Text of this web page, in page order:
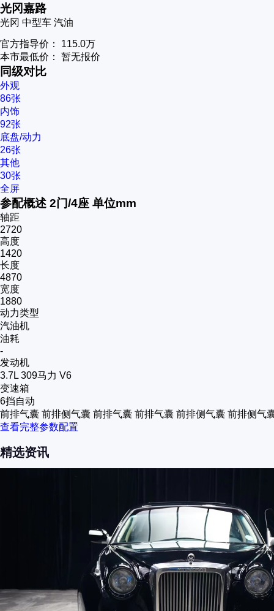
光冈嘉路
光冈 中型车 汽油
官方指导价：
115.0万
本市最低价：
暂无报价
同级对比
外观
86张
内饰
92张
底盘/动力
26张
其他
30张
全屏
参配概述 2门/4座 单位mm
轴距
2720
高度
1420
长度
4870
宽度
1880
动力类型
汽油机
油耗
-
发动机
3.7L 309马力 V6
变速箱
6挡自动
前排气囊 前排侧气囊 前排气囊 前排气囊 前排侧气囊 前排侧气
查看完整参数配置
精选资讯